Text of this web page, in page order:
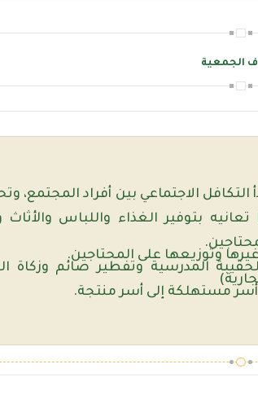
الجمعية
الاجتماعي بين أفراد المجتمع،
بتوفير الغذاء واللباس والأثاث
وتوزيعها على المحتاجين.
المدرسية وتفطير صائم
مستهلكة إلى أسر منتجة.